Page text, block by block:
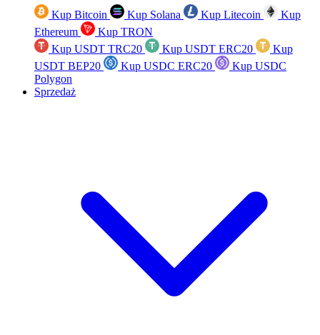
Kup Bitcoin Kup Solana Kup Litecoin
Kup
Ethereum
Kup TRON
Kup USDT TRC20
Kup USDT ERC20
Kup
USDT BEP20
Kup USDC ERC20
Kup USDC
Polygon
Sprzedaż